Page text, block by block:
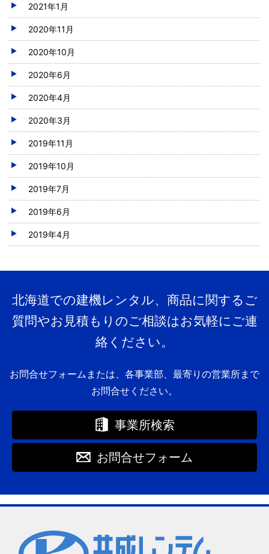
2021年1月
2020年11月
2020年10月
2020年6月
2020年4月
2020年3月
2019年11月
2019年10月
2019年7月
2019年6月
2019年4月
北海道での建機レンタル、商品に関するご
質問やお見積もりのご相談はお気軽にご連
絡ください。
お問合せフォームまたは、各事業部、最寄りの営業所まで
お問合せください。
事業所検索
お問合せフォーム